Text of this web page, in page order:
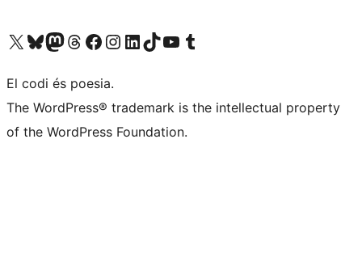
Visiteu el nostre compte X (abans Twitter)
Visiteu el nostre compte de Bluesky
Visiteu el nostre compte al Mastodon
Visiteu el nostre compte de Threads
Visiteu la nostra pàgina al Facebook
Visiteu el nostre compte d'Instagram
Visiteu el nostre compte de LinkedIn
Visiteu el nostre compte de TikTok
Visiteu el nostre canal al YouTube
Visiteu el nostre compte de Tumblr
El codi és poesia.
The WordPress® trademark is the intellectual property
of the WordPress Foundation.